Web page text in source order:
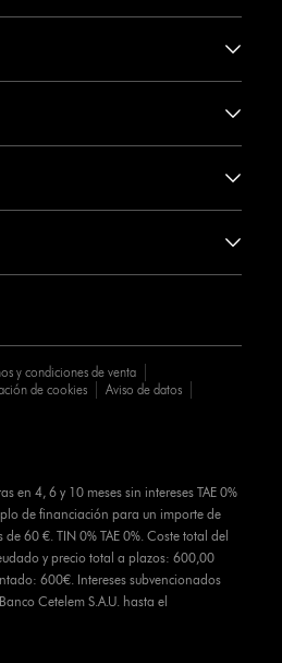
y condiciones de venta
de cookies
Aviso de datos
en 4, 6 y 10 meses sin intereses TAE 0%
de financiación para un importe de
60 €. TIN 0% TAE 0%. Coste total del
y precio total a plazos: 600,00
600€. Intereses subvencionados
Cetelem S.A.U. hasta el